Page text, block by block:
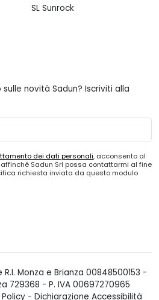
SL Sunrock
novità Sadun? Iscriviti alla
dei dati personali, acconsento al
Sadun Srl possa contattarmi al fine
richiesta inviata da questo modulo
Monza e Brianza 00848500153 -
729368 - P. IVA 00697270965
- Dichiarazione Accessibilità